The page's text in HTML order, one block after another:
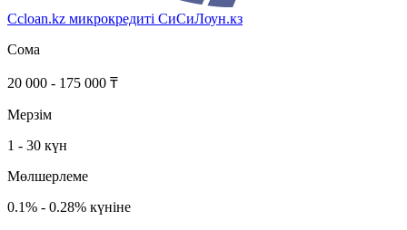
Ccloan.kz микрокредиті СиСиЛоун.кз
Сома
20 000 - 175 000 ₸
Мерзім
1 - 30 күн
Мөлшерлеме
0.1% - 0.28% күніне